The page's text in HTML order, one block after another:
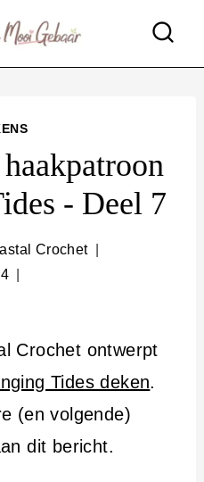
- Deel 7
Crochet
Crochet ontwerpt
Tides deken.
(en volgende)
dit bericht.